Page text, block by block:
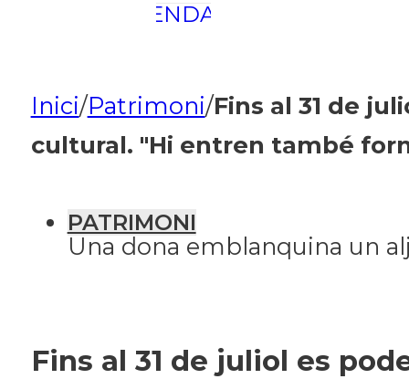
AGENDA
A la Carta
Programació
Fes-te'n soci!
Inici/Patrimoni/Fins al 31 de
cultural. "Hi entren també
Una dona emblanquina un
PATRIMONI
Fins al 31 de juliol es